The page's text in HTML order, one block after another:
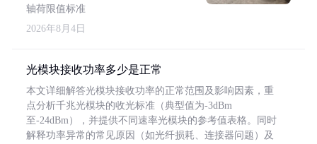
轴荷限值标准
2026年8月4日
光模块接收功率多少是正常
本文详细解答光模块接收功率的正常范围及影响因素，重
点分析千兆光模块的收光标准（典型值为-3dBm
至-24dBm），并提供不同速率光模块的参考值表格。同时
解释功率异常的常见原因（如光纤损耗、连接器问题）及